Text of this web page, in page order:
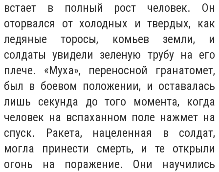
встает в полный рост человек. Он
оторвался от холодных и твердых, как
ледяные торосы, комьев земли, и
солдаты увидели зеленую трубу на его
плече. «Муха», переносной гранатомет,
был в боевом положении, и оставалась
лишь секунда до того момента, когда
человек на вспаханном поле нажмет на
спуск. Ракета, нацеленная в солдат,
могла принести смерть, и те открыли
огонь на поражение. Они научились